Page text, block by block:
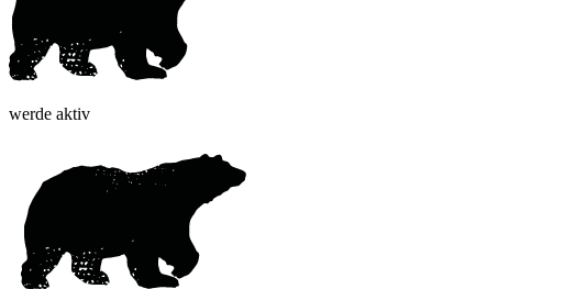
werde aktiv